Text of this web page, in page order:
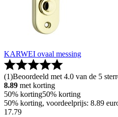
KARWEI ovaal messing
(1)Beoordeeld met 4.0 van de 5
8.89 met korting
50% korting50% korting
50% korting, voordeelprijs: 8.89
17.79